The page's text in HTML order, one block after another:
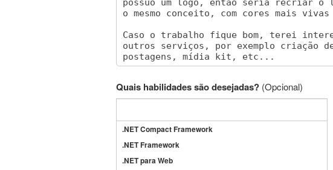
Quais habilidades são desejadas? (Opcional)
.NET Compact Framework
.NET Framework
.NET para Web